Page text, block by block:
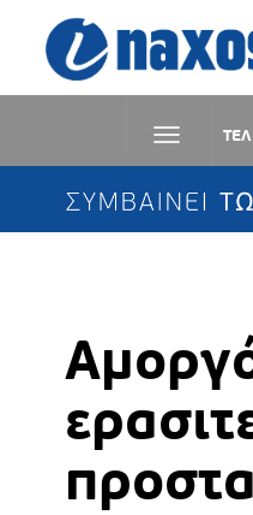
ΣΥΜΒΑΙΝΕΙ ΤΩΡΑ
Ο Μάκης Τσίτας